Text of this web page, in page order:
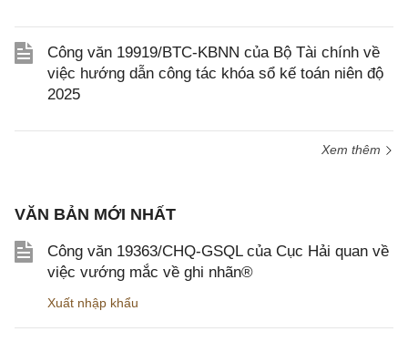
Công văn 19919/BTC-KBNN của Bộ Tài chính về
việc hướng dẫn công tác khóa sổ kế toán niên độ
2025
Xem thêm
VĂN BẢN MỚI NHẤT
Công văn 19363/CHQ-GSQL của Cục Hải quan về
việc vướng mắc về ghi nhãn®
Xuất nhập khẩu